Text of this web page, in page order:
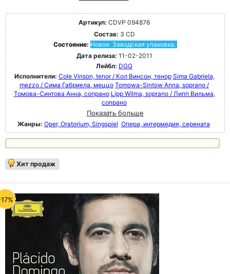
Артикул: CDVP 094876
Состав: 3 CD
Состояние: Новое. Заводская упаковка.
Дата релиза: 11-02-2011
Лейбл: DGG
Исполнители: Cole Vinson, tenor / Кол Винсон, тенор Sima Gabriela,
mezzo / Сима Габриела, меццо Tomowa-Sintow Anna, soprano /
Томова-Синтова Анна, сопрано Lipp Wilma, soprano / Липп Вильма,
сопрано
Показать больше
Жанры: Oper, Oratorium, Singspiel Опера, интермедия, серената
Хит продаж